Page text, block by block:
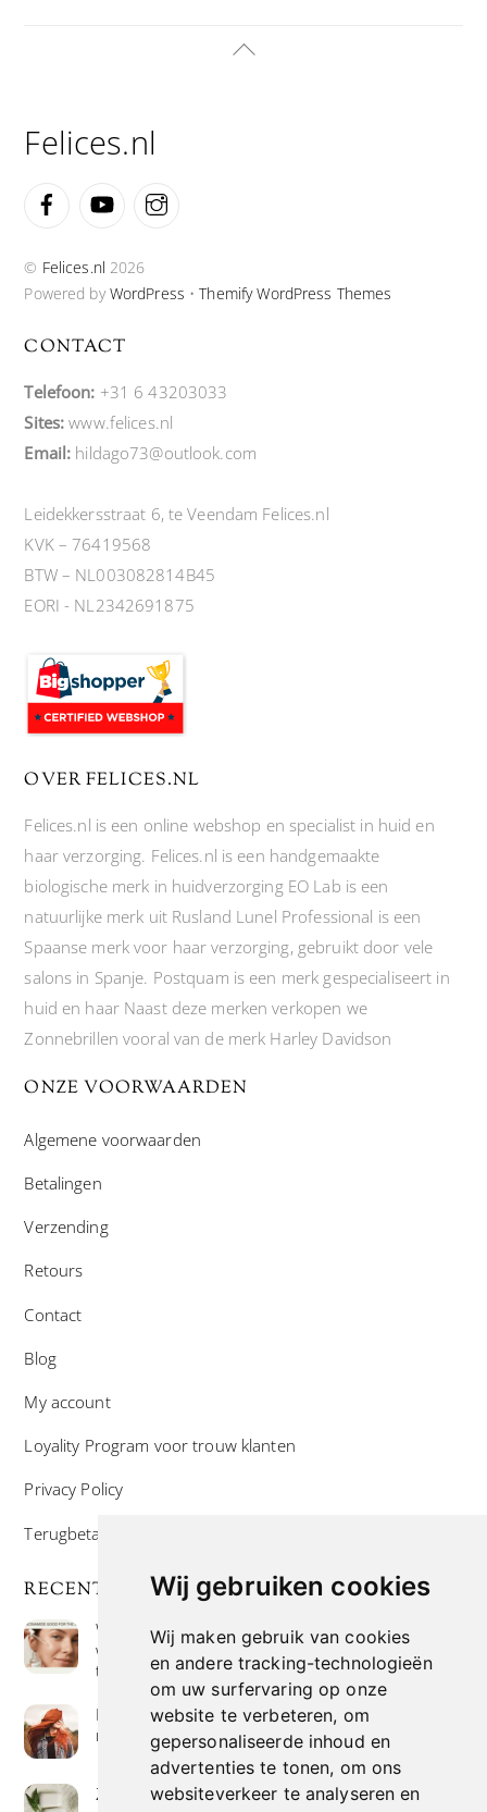
Wij gebruiken cookies
Wij maken gebruik van cookies
en andere tracking-technologieën
om uw surfervaring op onze
website te verbeteren, om
gepersonaliseerde inhoud en
advertenties te tonen, om ons
websiteverkeer te analyseren en
Back
Felices.nl
FacebookYouTube
© Felices.nl 2026
Powered byWordPress •Themify WordPress Themes
CONTACT
Telefoon: +31 6 43203033
Sites: www.felices.nl
Email: hildago73@outlook.com
Leidekkersstraat 6, te Veendam Felices.nl
KVK – 76419568
BTW – NL003082814B45
EORI - NL2342691875
OVER FELICES.NL
Felices.nl is een online webshop en specialist in huid en
haar verzorging. Felices.nl is een handgemaakte
biologische merk in huidverzorging EO Lab is een
natuurlijke merk uit Rusland Lunel Professional is een
Spaanse merk voor haar verzorging, gebruikt door vele
salons in Spanje. Postquam is een merk gespecialiseert in
huid en haar Naast deze merken verkopen we
Zonnebrillen vooral van de merk Harley Davidson
ONZE VOORWAARDEN
Algemene voorwaarden
Betalingen
Verzending
Retours
Contact
Blog
My account
Loyality Program voor trouw klanten
Privacy Policy
Terugbetaal- en retourneringsbeleid
RECENTE POSTS
Wat is niacinamide? Voordelen, toepassingen en
waarom het overal in huidverzorgingsproducten
te vinden is
Hoe verf je haar op de meest natuurlijke manier
met henna kleuring
Zeep met een hoog vetgehalte: mythe of